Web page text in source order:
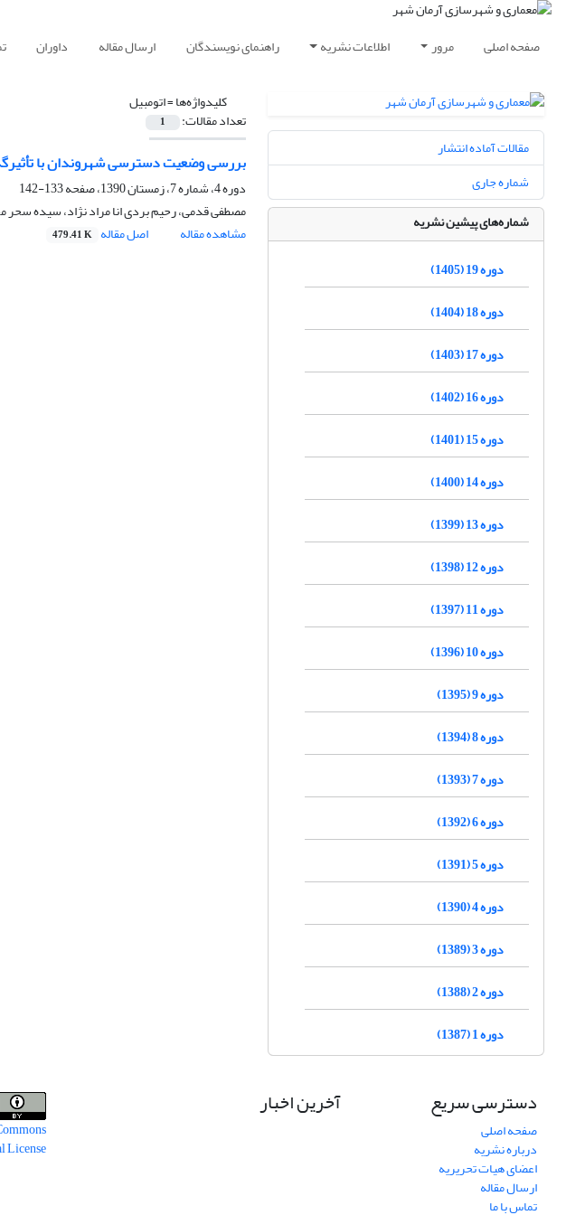
صفحه اصلی مرور اطلاعات نشریه راهنمای نویسندگان ارسال مقاله داوران
کلیدواژه‌ها =اتومبیل
تعداد مقالات: 1
بررسی وضعیت دسترسی شهروندان با
دوره 4، شماره 7، زمستان 1390، صفحه
133-142
مصطفی قدمی، رحیم بردی انا مراد نژاد، سیده
مشاهده مقاله
اصل مقاله 479.41 K
مقالات آماده انتشار
شماره جاری
شماره‌های پیشین نشریه
دوره 19 (1405)
دوره 18 (1404)
دوره 17 (1403)
دوره 16 (1402)
دوره 15 (1401)
دوره 14 (1400)
دوره 13 (1399)
دوره 12 (1398)
دوره 11 (1397)
دوره 10 (1396)
دوره 9 (1395)
دوره 8 (1394)
دوره 7 (1393)
دوره 6 (1392)
دوره 5 (1391)
دوره 4 (1390)
دوره 3 (1389)
دوره 2 (1388)
دوره 1 (1387)
دسترسی سریع
صفحه اصلی
درباره نشریه
اعضای هیات تحریریه
ارسال مقاله
تماس با ما
آخرین اخبار
License